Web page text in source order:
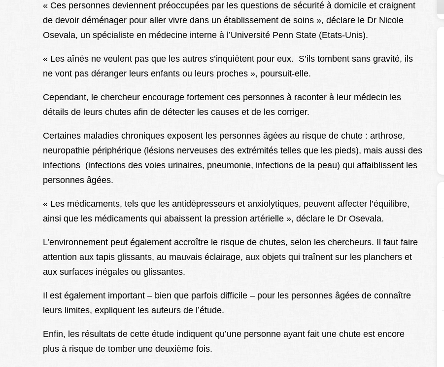
« Ces personnes deviennent préoccupées par les questions de sécurité à domicile et craignent
de devoir déménager pour aller vivre dans un établissement de soins », déclare le Dr Nicole
Osevala, un spécialiste en médecine interne à l’Université Penn State (Etats-Unis).
« Les aînés ne veulent pas que les autres s’inquiètent pour eux. S’ils tombent sans gravité, ils
ne vont pas déranger leurs enfants ou leurs proches », poursuit-elle.
Cependant, le chercheur encourage fortement ces personnes à raconter à leur médecin les
détails de leurs chutes afin de détecter les causes et de les corriger.
Certaines maladies chroniques exposent les personnes âgées au risque de chute : arthrose,
neuropathie périphérique (lésions nerveuses des extrémités telles que les pieds), mais aussi des
infections (infections des voies urinaires, pneumonie, infections de la peau) qui affaiblissent les
personnes âgées.
« Les médicaments, tels que les antidépresseurs et anxiolytiques, peuvent affecter l’équilibre,
ainsi que les médicaments qui abaissent la pression artérielle », déclare le Dr Osevala.
L’environnement peut également accroître le risque de chutes, selon les chercheurs. Il faut faire
attention aux tapis glissants, au mauvais éclairage, aux objets qui traînent sur les planchers et
aux surfaces inégales ou glissantes.
Il est également important – bien que parfois difficile – pour les personnes âgées de connaître
leurs limites, expliquent les auteurs de l’étude.
Enfin, les résultats de cette étude indiquent qu’une personne ayant fait une chute est encore
plus à risque de tomber une deuxième fois.